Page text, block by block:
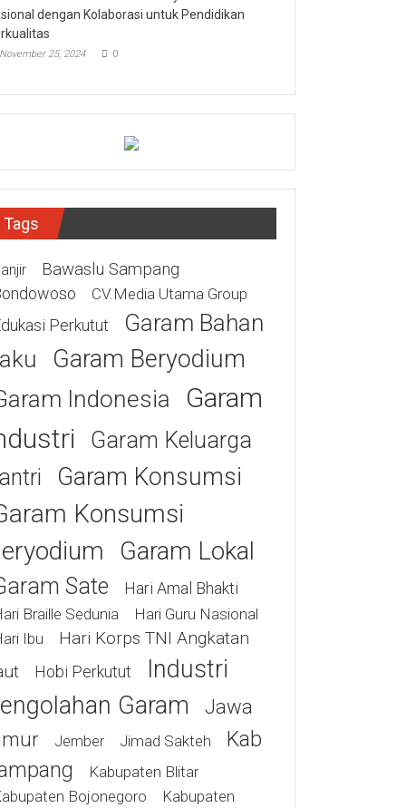
dengan Kolaborasi untuk Pendidikan
November 25, 2024 0
Tags
Bawaslu Sampang
CV.Media Utama Group
Perkutut
Garam Bahan
Garam Beryodium
Indonesia
Garam
Garam Keluarga
Garam Konsumsi
Konsumsi
Garam Lokal
Sate Hari Amal Bhakti
Braille Sedunia
Hari Guru Nasional
Ibu
Hari Korps TNI Angkatan
Hobi Perkutut
Industri
Garam
Jawa
Jember Jimad Sakteh
Kab
Kabupaten Blitar
Bojonegoro
Kabupaten